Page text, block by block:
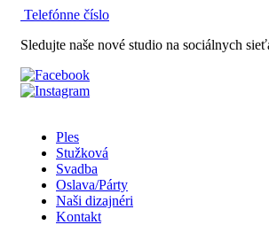
Telefónne číslo
Sledujte naše nové studio na sociálnych
Ples
Stužková
Svadba
Oslava/Párty
Naši dizajnéri
Kontakt